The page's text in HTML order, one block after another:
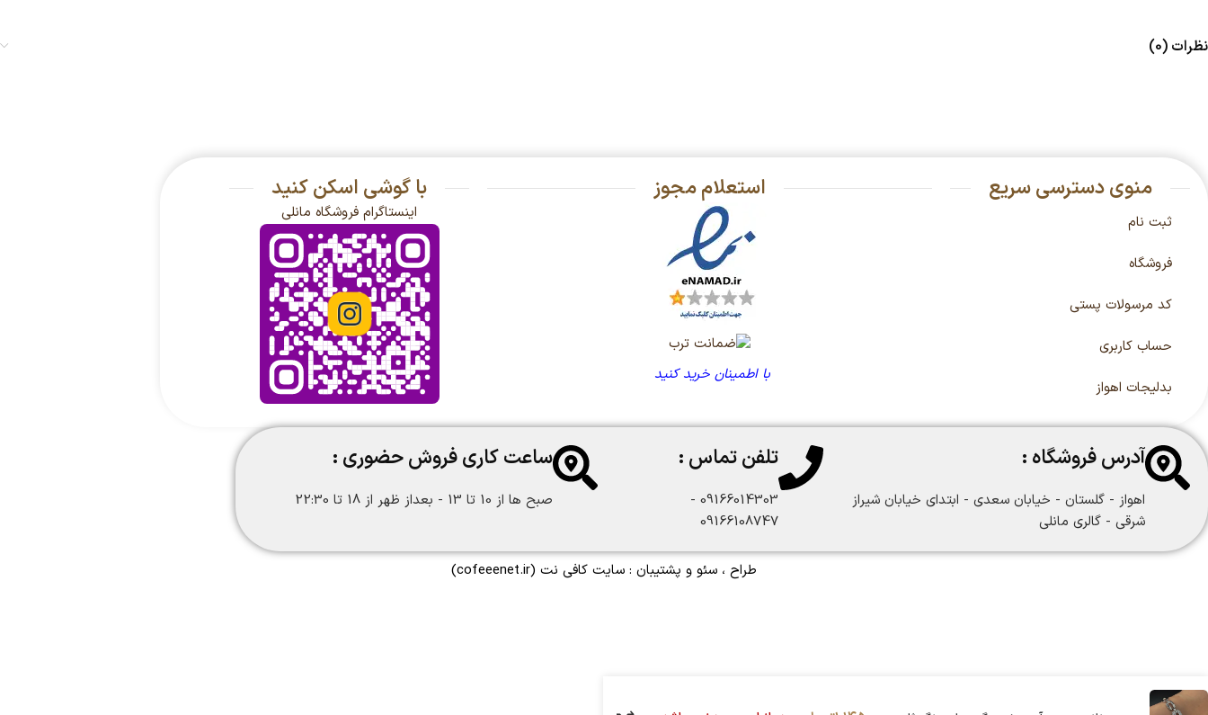
نظرات (0)
منوی دسترسی سریع
ثبت نام
فروشگاه
کد مرسولات پستی
حساب کاربری
بدلیجات اهواز
استعلام مجوز
با اطمینان خرید کنید
با گوشی اسکن کنید
اینستاگرام فروشگاه مانلی
آدرس فروشگاه :
اهواز - گلستان - خیابان سعدی - ابتدای خیابان شیراز
شرقی - گالری مانلی
تلفن تماس :
09166014303 -
09166108747
ساعت کاری فروش حضوری :
صبح ها از 10 تا 13 - بعداز ظهر از 18 تا 22:30
طراح ، سئو و پشتیبان : سایت کافی نت (cofeeenet.ir)